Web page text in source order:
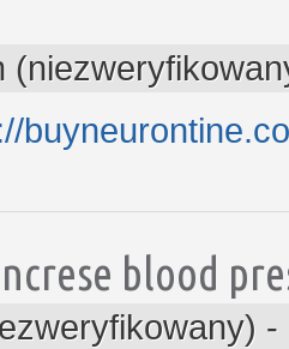
blood
-